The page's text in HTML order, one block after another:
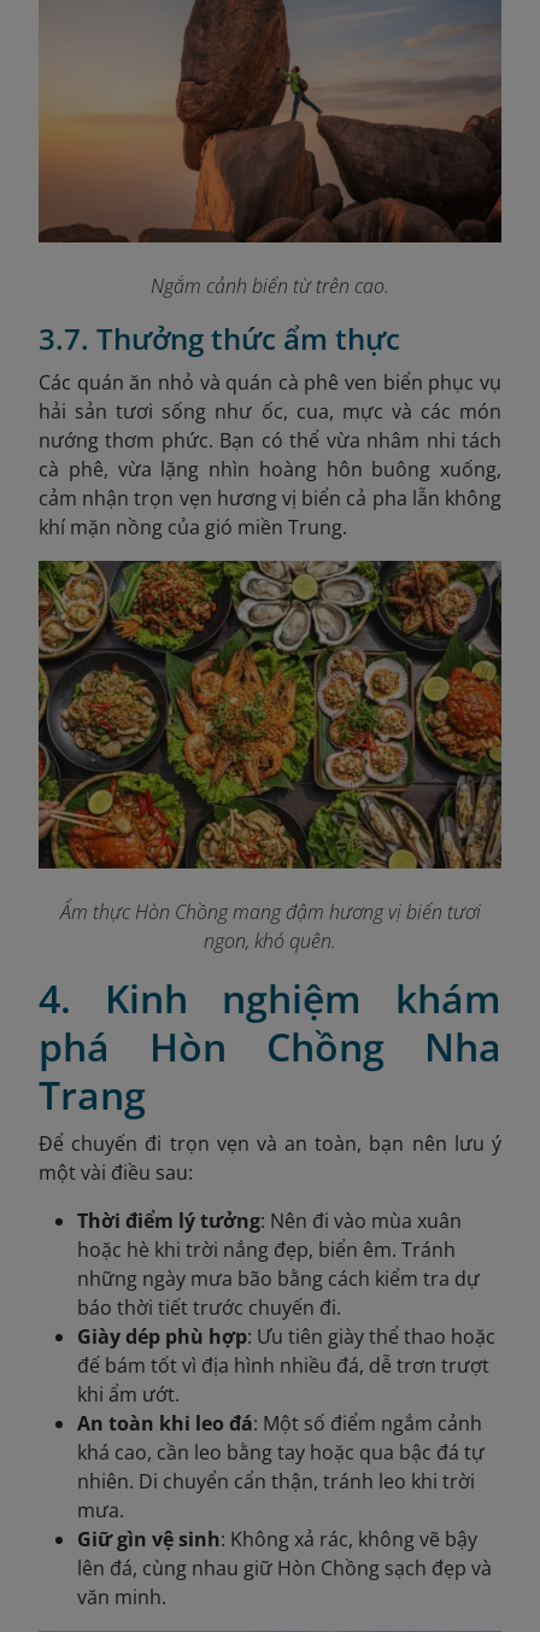
Ngắm cảnh biển từ trên cao.
3.7. Thưởng thức ẩm thực
Các quán ăn nhỏ và quán cà phê ven biển phục vụ
hải sản tươi sống như ốc, cua, mực và các món
nướng thơm phức. Bạn có thể vừa nhâm nhi tách
cà phê, vừa lặng nhìn hoàng hôn buông xuống,
cảm nhận trọn vẹn hương vị biển cả pha lẫn không
khí mặn nồng của gió miền Trung.
Ẩm thực Hòn Chồng mang đậm hương vị biển tươi
ngon, khó quên.
4. Kinh nghiệm khám
phá Hòn Chồng Nha
Trang
Để chuyến đi trọn vẹn và an toàn, bạn nên lưu ý
một vài điều sau:
Thời điểm lý tưởng: Nên đi vào mùa xuân
hoặc hè khi trời nắng đẹp, biển êm. Tránh
những ngày mưa bão bằng cách kiểm tra dự
báo thời tiết trước chuyến đi.
Giày dép phù hợp: Ưu tiên giày thể thao hoặc
đế bám tốt vì địa hình nhiều đá, dễ trơn trượt
khi ẩm ướt.
An toàn khi leo đá: Một số điểm ngắm cảnh
khá cao, cần leo bằng tay hoặc qua bậc đá tự
nhiên. Di chuyển cẩn thận, tránh leo khi trời
mưa.
Giữ gìn vệ sinh: Không xả rác, không vẽ bậy
lên đá, cùng nhau giữ Hòn Chồng sạch đẹp và
văn minh.